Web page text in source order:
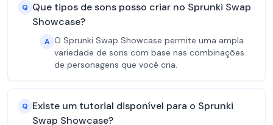
Q Que tipos de sons posso criar no Sprunki Swap
Showcase?
A O Sprunki Swap Showcase permite uma ampla
variedade de sons com base nas combinações
de personagens que você cria.
Q Existe um tutorial disponível para o Sprunki
Swap Showcase?